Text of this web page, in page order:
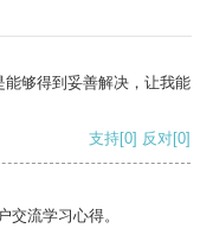
够得到妥善解决，让我能
支持[0] 反对[0]
交流学习心得。